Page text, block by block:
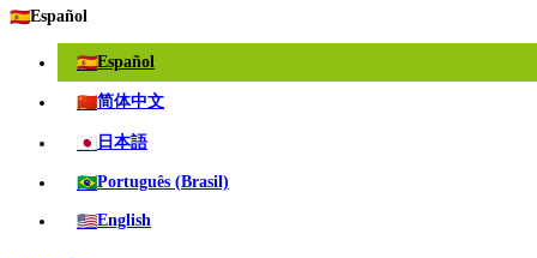
🇪🇸Español
🇪🇸Español
🇨🇳简体中文
🇯🇵 日本語
🇧🇷Português (Brasil)
🇺🇸English